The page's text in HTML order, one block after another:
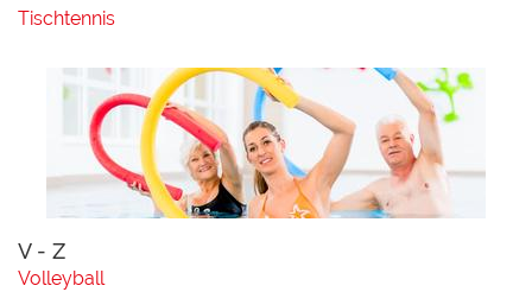
Tischtennis
V - Z
Volleyball